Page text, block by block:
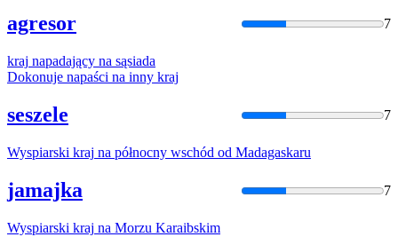
agresor 7
kraj napadający na sąsiada
Dokonuje napaści na inny kraj
seszele 7
Wyspiarski kraj na północny wschód od Madagaskaru
jamajka 7
Wyspiarski kraj na Morzu Karaibskim